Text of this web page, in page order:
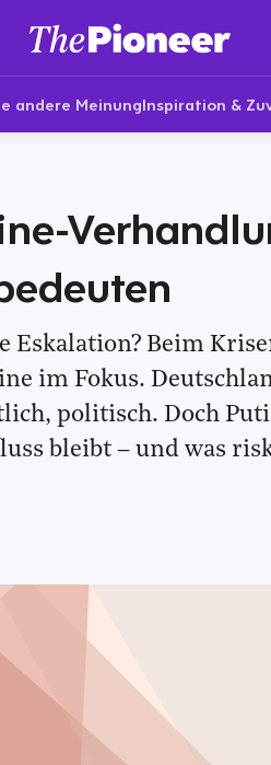
andere MeinungInspiration &
Eskalation? Beim
im Fokus.
politisch. Doch
bleibt – und was